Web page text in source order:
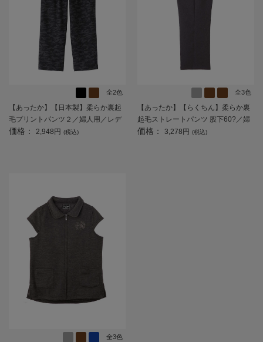
全2色
【あったか】【日本製】柔らか裏起
毛プリントパンツ２／婦人用／レデ
ィース／高齢者／シニア／秋冬／ス
価格： 2,948円 (税込)
全3色
【あったか】【らくちん】柔らか裏
起毛ストレートパンツ 股下60?／婦
人用／レディース／高齢者／シニア
価格： 3,278円 (税込)
全3色